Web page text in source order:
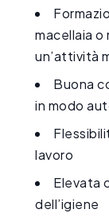
macellaia o
un’attività
Buona
in modo
lavoro
Elevata
dell’igiene